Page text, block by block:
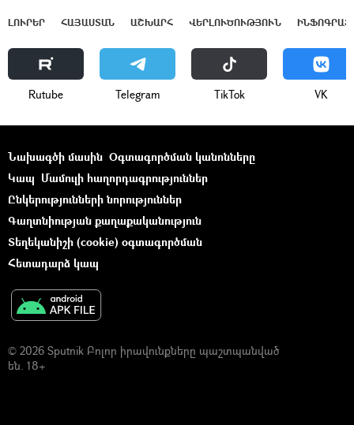
ԼՈՒՐԵՐ ՀԱՅԱՍՏԱՆ ԱՇԽԱՐՀ ՎԵՐԼՈՒԾՈՒԹՅՈՒՆ
Rutube Telegram ТikТоk VK
Նախագծի մասին Օգտագործման կանոնները
Կապ Մամուլի հաղորդագրություններ
Ընկերությունների նորություններ
Գաղտնիության քաղաքականություն
Տեղեկանիշի (cookie) օգտագործման
Հետադարձ կապ
© 2026 Sputnik Բոլոր իրավունքները պաշտպանված
են. 18+